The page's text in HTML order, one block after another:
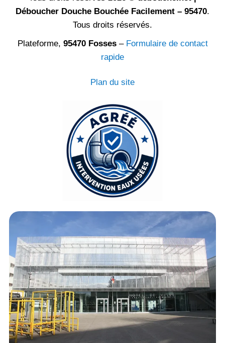
Déboucher Douche Bouchée Facilement – 95470.
Tous droits réservés.
Plateforme, 95470 Fosses– Formulaire de contact
rapide
Plan du site